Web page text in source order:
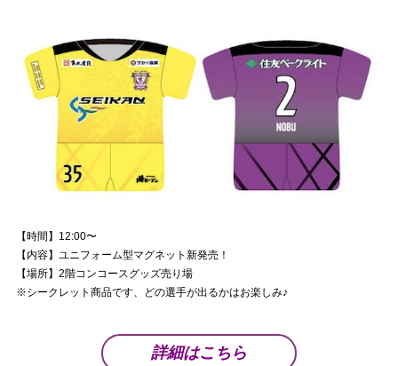
【時間】12:00〜
【内容】ユニフォーム型マグネット新発売！
【場所】2階コンコースグッズ売り場
※シークレット商品です、どの選手が出るかはお楽しみ♪
詳細はこちら